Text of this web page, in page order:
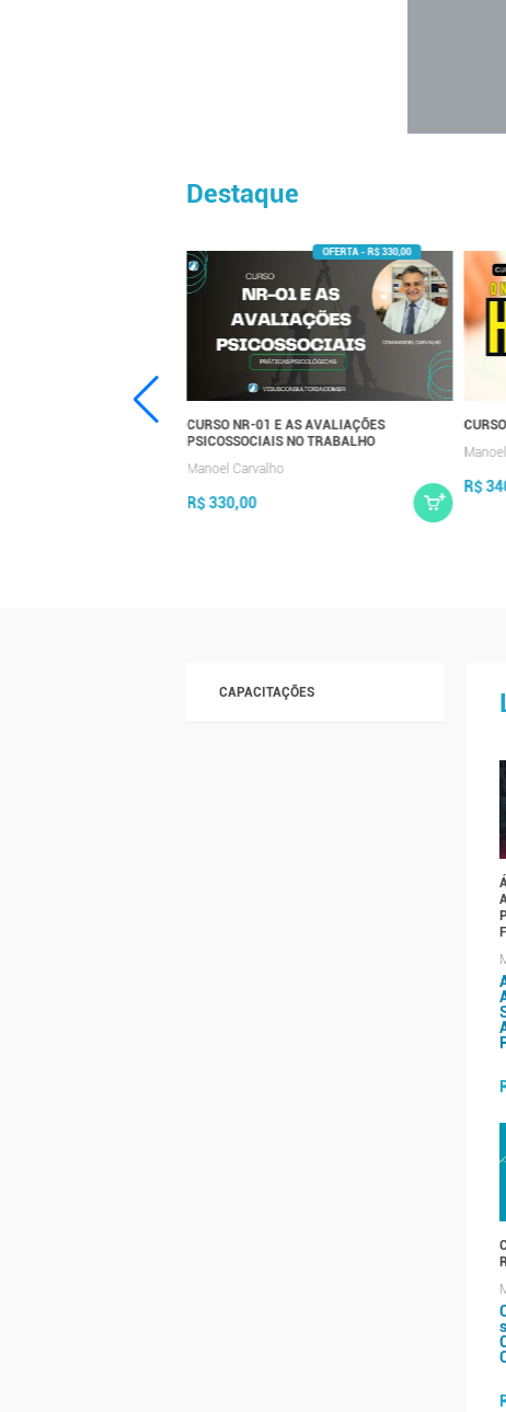
Destaque
O NOVO TESTE PFISTER
CURSO NR-01 E AS AVALIAÇÕES
PSICOSSOCIAIS NO TRABALHO
Manoel Carvalho
R$ 330,00
R$
CAPACITAÇÕES